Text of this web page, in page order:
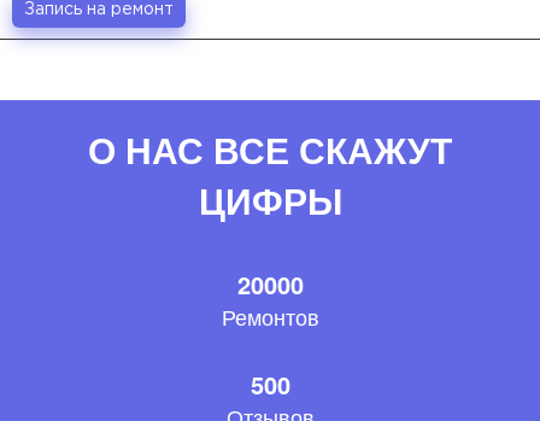
Запись на ремонт
О НАС ВСЕ СКАЖУТ
ЦИФРЫ
20000
Ремонтов
500